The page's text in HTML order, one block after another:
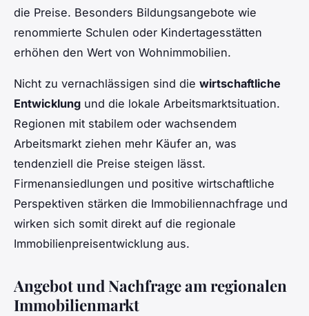
die Preise. Besonders Bildungsangebote wie
renommierte Schulen oder Kindertagesstätten
erhöhen den Wert von Wohnimmobilien.
Nicht zu vernachlässigen sind die wirtschaftliche
Entwicklung und die lokale Arbeitsmarktsituation.
Regionen mit stabilem oder wachsendem
Arbeitsmarkt ziehen mehr Käufer an, was
tendenziell die Preise steigen lässt.
Firmenansiedlungen und positive wirtschaftliche
Perspektiven stärken die Immobiliennachfrage und
wirken sich somit direkt auf die regionale
Immobilienpreisentwicklung aus.
Angebot und Nachfrage am regionalen
Immobilienmarkt